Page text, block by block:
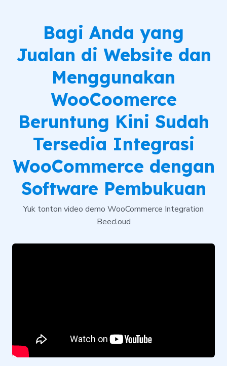
Bagi Anda yang
Jualan di Website dan
Menggunakan
WooCoomerce
Beruntung Kini Sudah
Tersedia Integrasi
WooCommerce dengan
Software Pembukuan
Yuk tonton video demo WooCommerce Integration
Beecloud